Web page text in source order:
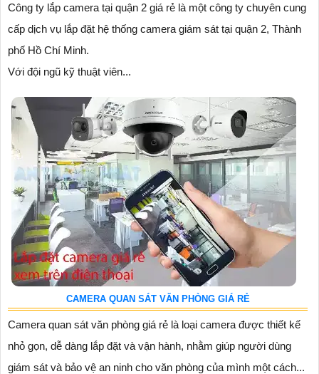
Công ty lắp camera tại quận 2 giá rẻ là một công ty chuyên cung
cấp dịch vụ lắp đặt hệ thống camera giám sát tại quận 2, Thành
phố Hồ Chí Minh.
Với đội ngũ kỹ thuật viên...
CAMERA QUAN SÁT VĂN PHÒNG GIÁ RẺ
Camera quan sát văn phòng giá rẻ là loại camera được thiết kế
nhỏ gọn, dễ dàng lắp đặt và vận hành, nhằm giúp người dùng
giám sát và bảo vệ an ninh cho văn phòng của mình một cách...